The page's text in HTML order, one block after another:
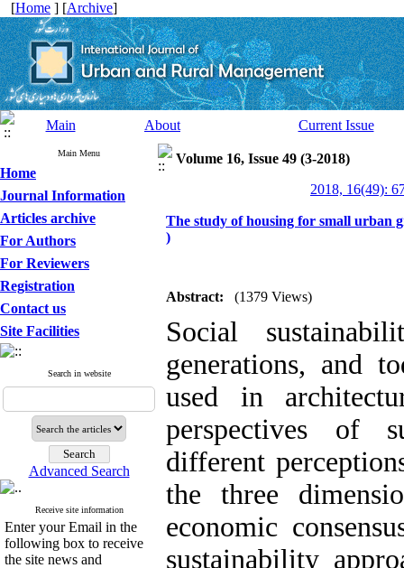
[Home ] [Archive]
Main About Current Issue
Main Menu
Home
Journal Information
Articles archive
For Authors
For Reviewers
Registration
Contact us
Site Facilities
Search in website
Advanced Search
Receive site information
Enter your Email in the
following box to receive
the site news and
Volume 16, Issue 49 (3-2018)
2018, 16(49):
The study of housing for small urban
)
Abstract: (1379 Views)
Social
generations, and
used in
perspectives of
different
the three
economic
sustainability